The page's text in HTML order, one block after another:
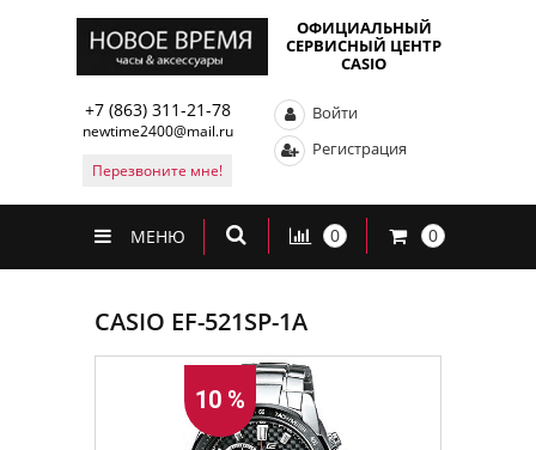
ОФИЦИАЛЬНЫЙ
СЕРВИСНЫЙ ЦЕНТР
CASIO
+7 (863) 311-21-78
newtime2400@mail.ru
Перезвоните мне!
Войти
Регистрация
МЕНЮ 0 0
CASIO EF-521SP-1A
10 %